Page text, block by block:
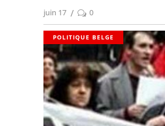
juin 17 0
POLITIQUE BELGE